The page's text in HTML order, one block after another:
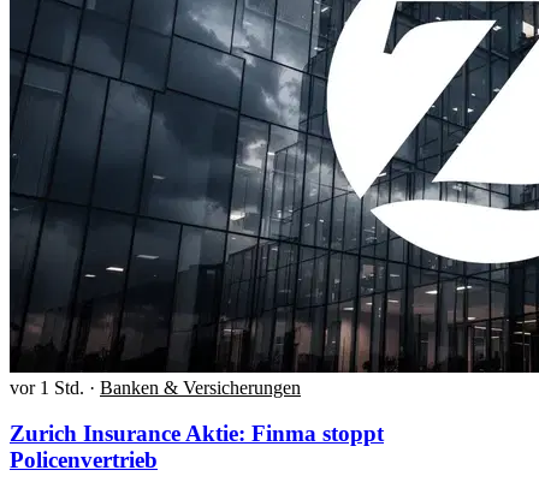
vor 1 Std. · Banken & Versicherungen
Zurich Insurance Aktie: Finma stoppt
Policenvertrieb